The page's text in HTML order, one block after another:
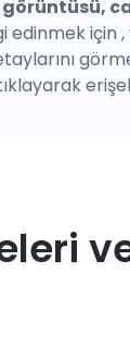
edinmek için ,